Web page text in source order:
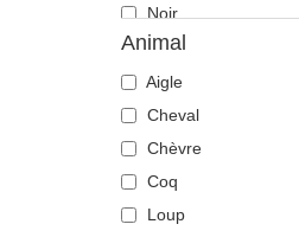
Noir
Pierre
Rose
Rouge
Vert
Violette
Animal
Aigle
Cheval
Chèvre
Coq
Loup